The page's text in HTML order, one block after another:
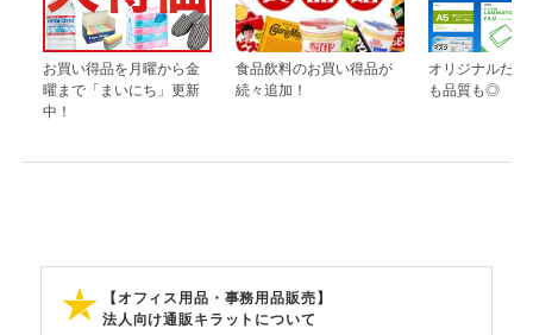
お買い得品を月曜から金
曜まで「まいにち」更新
中！
食品飲料のお買い得品が
続々追加！
オリジナルだか
も品質も◎
【オフィス用品・事務用品販売】
法人向け通販キラットについて